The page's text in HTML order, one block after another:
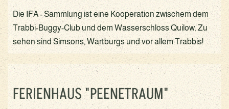
Die IFA - Sammlung ist eine Kooperation zwischem dem
Trabbi-Buggy-Club und dem Wasserschloss Quilow. Zu
sehen sind Simsons, Wartburgs und vor allem Trabbis!
FERIENHAUS "PEENETRAUM"